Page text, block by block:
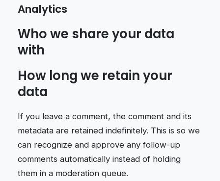
Analytics
Who we share your data
with
How long we retain your
data
If you leave a comment, the comment and its
metadata are retained indefinitely. This is so we
can recognize and approve any follow-up
comments automatically instead of holding
them in a moderation queue.